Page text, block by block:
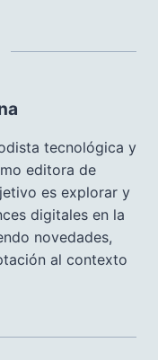
tecnológica y
editora de
es explorar y
digitales en la
novedades,
al contexto